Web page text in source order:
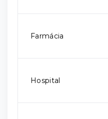
Farmácia
Hospital